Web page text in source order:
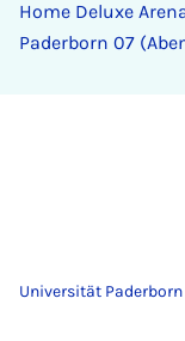
Home De­lu­xe
Pa­der­born 07
Universität Paderborn